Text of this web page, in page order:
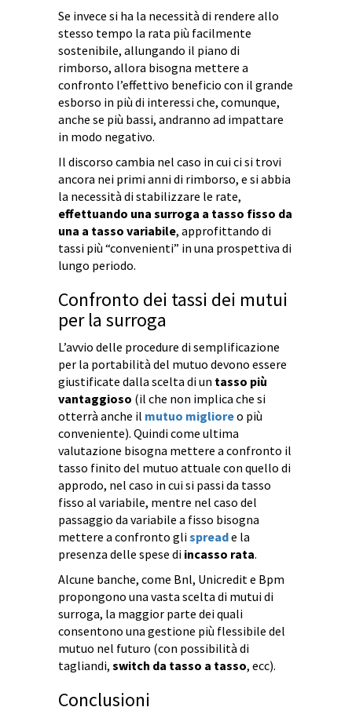
Se invece si ha la necessità di rendere allo
stesso tempo la rata più facilmente
sostenibile, allungando il piano di
rimborso, allora bisogna mettere a
confronto l’effettivo beneficio con il grande
esborso in più di interessi che, comunque,
anche se più bassi, andranno ad impattare
in modo negativo.
Il discorso cambia nel caso in cui ci si trovi
ancora nei primi anni di rimborso, e si abbia
la necessità di stabilizzare le rate,
effettuando una surroga a tasso fisso da
una a tasso variabile, approfittando di
tassi più “convenienti” in una prospettiva di
lungo periodo.
Confronto dei tassi dei mutui
per la surroga
L’avvio delle procedure di semplificazione
per la portabilità del mutuo devono essere
giustificate dalla scelta di un tasso più
vantaggioso (il che non implica che si
otterrà anche il mutuo miglioreo più
conveniente). Quindi come ultima
valutazione bisogna mettere a confronto il
tasso finito del mutuo attuale con quello di
approdo, nel caso in cui si passi da tasso
fisso al variabile, mentre nel caso del
passaggio da variabile a fisso bisogna
mettere a confronto glispreade la
presenza delle spese di incasso rata.
Alcune banche, come Bnl, Unicredit e Bpm
propongono una vasta scelta di mutui di
surroga, la maggior parte dei quali
consentono una gestione più flessibile del
mutuo nel futuro (con possibilità di
tagliandi, switch da tasso a tasso, ecc).
Conclusioni